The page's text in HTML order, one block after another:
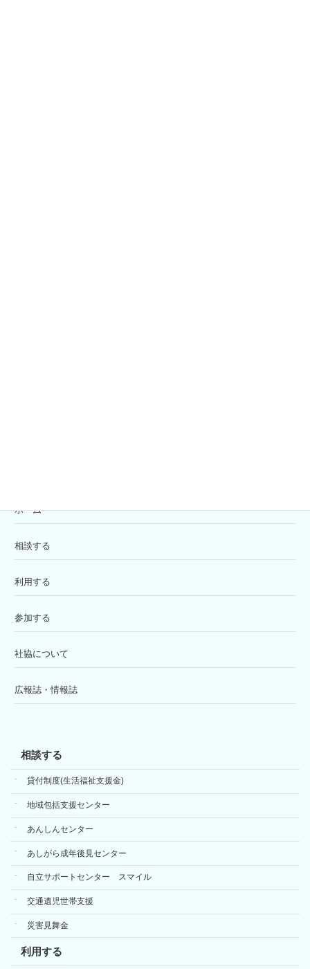
ホーム
相談する
利用する
参加する
社協について
広報誌・情報誌
相談する
貸付制度(生活福祉支援金)
地域包括支援センター
あんしんセンター
あしがら成年後見センター
自立サポートセンター スマイル
交通遺児世帯支援
災害見舞金
利用する